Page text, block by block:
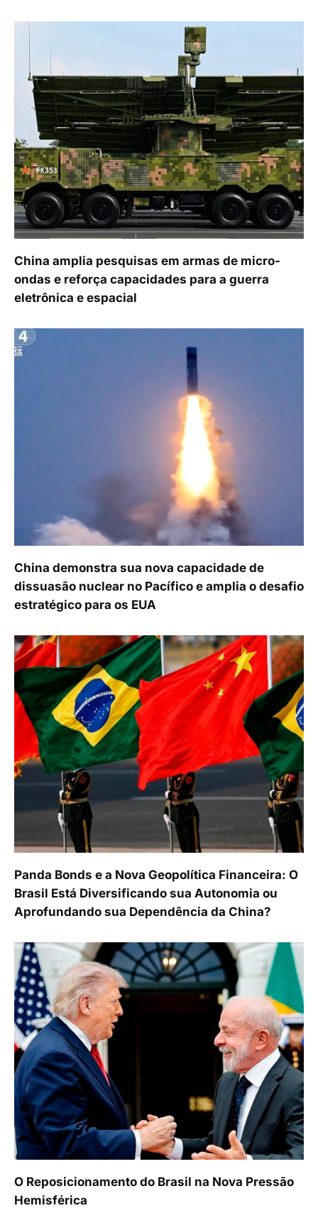
China amplia pesquisas em armas de micro-
ondas e reforça capacidades para a guerra
eletrônica e espacial
China demonstra sua nova capacidade de
dissuasão nuclear no Pacífico e amplia o desafio
estratégico para os EUA
Panda Bonds e a Nova Geopolítica Financeira: O
Brasil Está Diversificando sua Autonomia ou
Aprofundando sua Dependência da China?
O Reposicionamento do Brasil na Nova Pressão
Hemisférica